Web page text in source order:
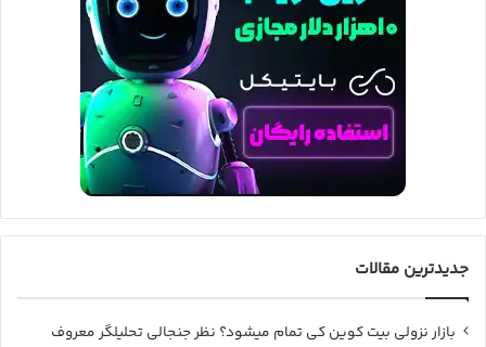
جدیدترین مقالات
بازار نزولی بیت کوین کی تمام میشود؟ نظر جنجالی تحلیلگر معروف